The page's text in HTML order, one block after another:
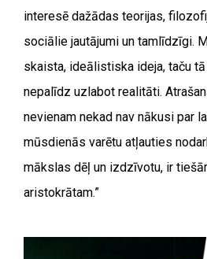
interesē dažādas teorijas,
sociālie jautājumi un tamlīdzīgi.
skaista, ideālistiska ideja, taču
nepalīdz uzlabot realitāti.
nevienam nekad nav nākusi par
mūsdienās varētu atļauties
mākslas dēļ un izdzīvotu, ir
aristokrātam.”